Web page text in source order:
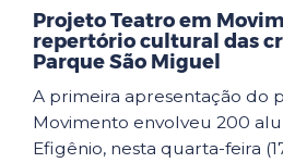
Projeto Teatro em
repertório cultural das
Parque São Miguel
A primeira apresentação do
Movimento envolveu 200
Efigênio, nesta quarta-feira